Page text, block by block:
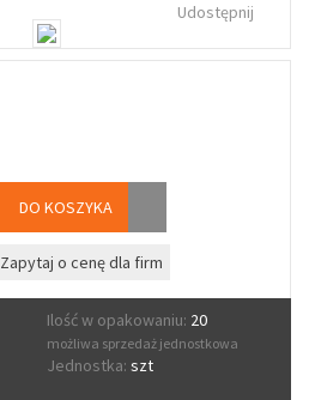
Udostępnij
DO KOSZYKA
Zapytaj o cenę dla firm
Ilość w opakowaniu: 20
możliwa sprzedaż jednostkowa
Jednostka: szt